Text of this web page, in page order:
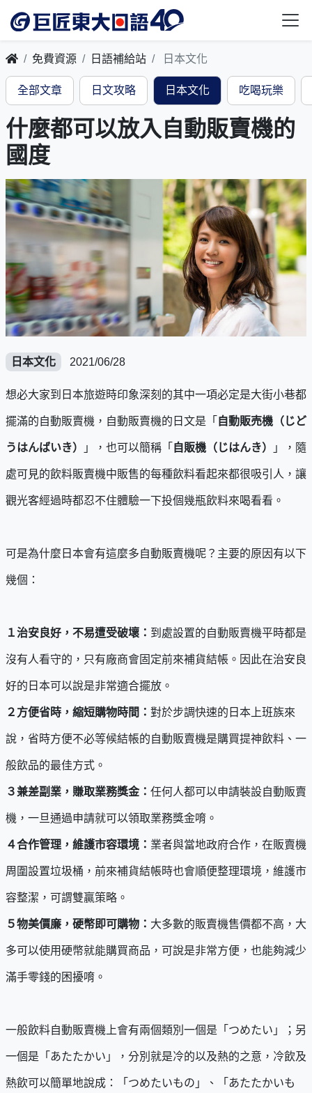
免費資源 日語補給站 日本文化
全部文章 日文攻略 日本文化 吃喝玩樂
什麼都可以放入自動販賣機的
國度
日本文化 2021/06/28
想必大家到日本旅遊時印象深刻的其中一項必定是大街小巷都
擺滿的自動販賣機，自動販賣機的日文是「 自動販売機（じど
うはんばいき） 」，也可以簡稱「 自販機（じはんき） 」，隨
處可見的飲料販賣機中販售的每種飲料看起來都很吸引人，讓
觀光客經過時都忍不住體驗一下投個幾瓶飲料來喝看看。
可是為什麼日本會有這麼多自動販賣機呢？主要的原因有以下
幾個：
１治安良好，不易遭受破壞： 到處設置的自動販賣機平時都是
沒有人看守的，只有廠商會固定前來補貨結帳。因此在治安良
好的日本可以說是非常適合擺放。
２方便省時，縮短購物時間： 對於步調快速的日本上班族來
說，省時方便不必等候結帳的自動販賣機是購買提神飲料、一
般飲品的最佳方式。
３兼差副業，賺取業務獎金： 任何人都可以申請裝設自動販賣
機，一旦通過申請就可以領取業務獎金唷。
４合作管理，維護市容環境： 業者與當地政府合作，在販賣機
周圍設置垃圾桶，前來補貨結帳時也會順便整理環境，維護市
容整潔，可謂雙贏策略。
５物美價廉，硬幣即可購物： 大多數的販賣機售價都不高，大
多可以使用硬幣就能購買商品，可說是非常方便，也能夠減少
滿手零錢的困擾唷。
一般飲料自動販賣機上會有兩個類別一個是「つめたい」；另
一個是「あたたかい」，分別就是冷的以及熱的之意，冷飲及
熱飲可以簡單地說成：「つめたいもの」、「あたたかいも